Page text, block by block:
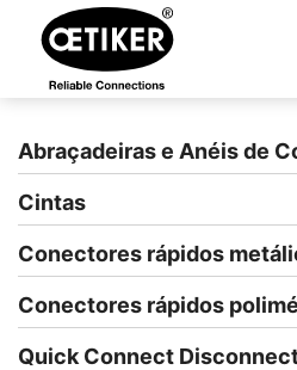
Abraçadeiras e Anéis de
Cintas
Conectores rápidos
Conectores rápidos
Quick Connect